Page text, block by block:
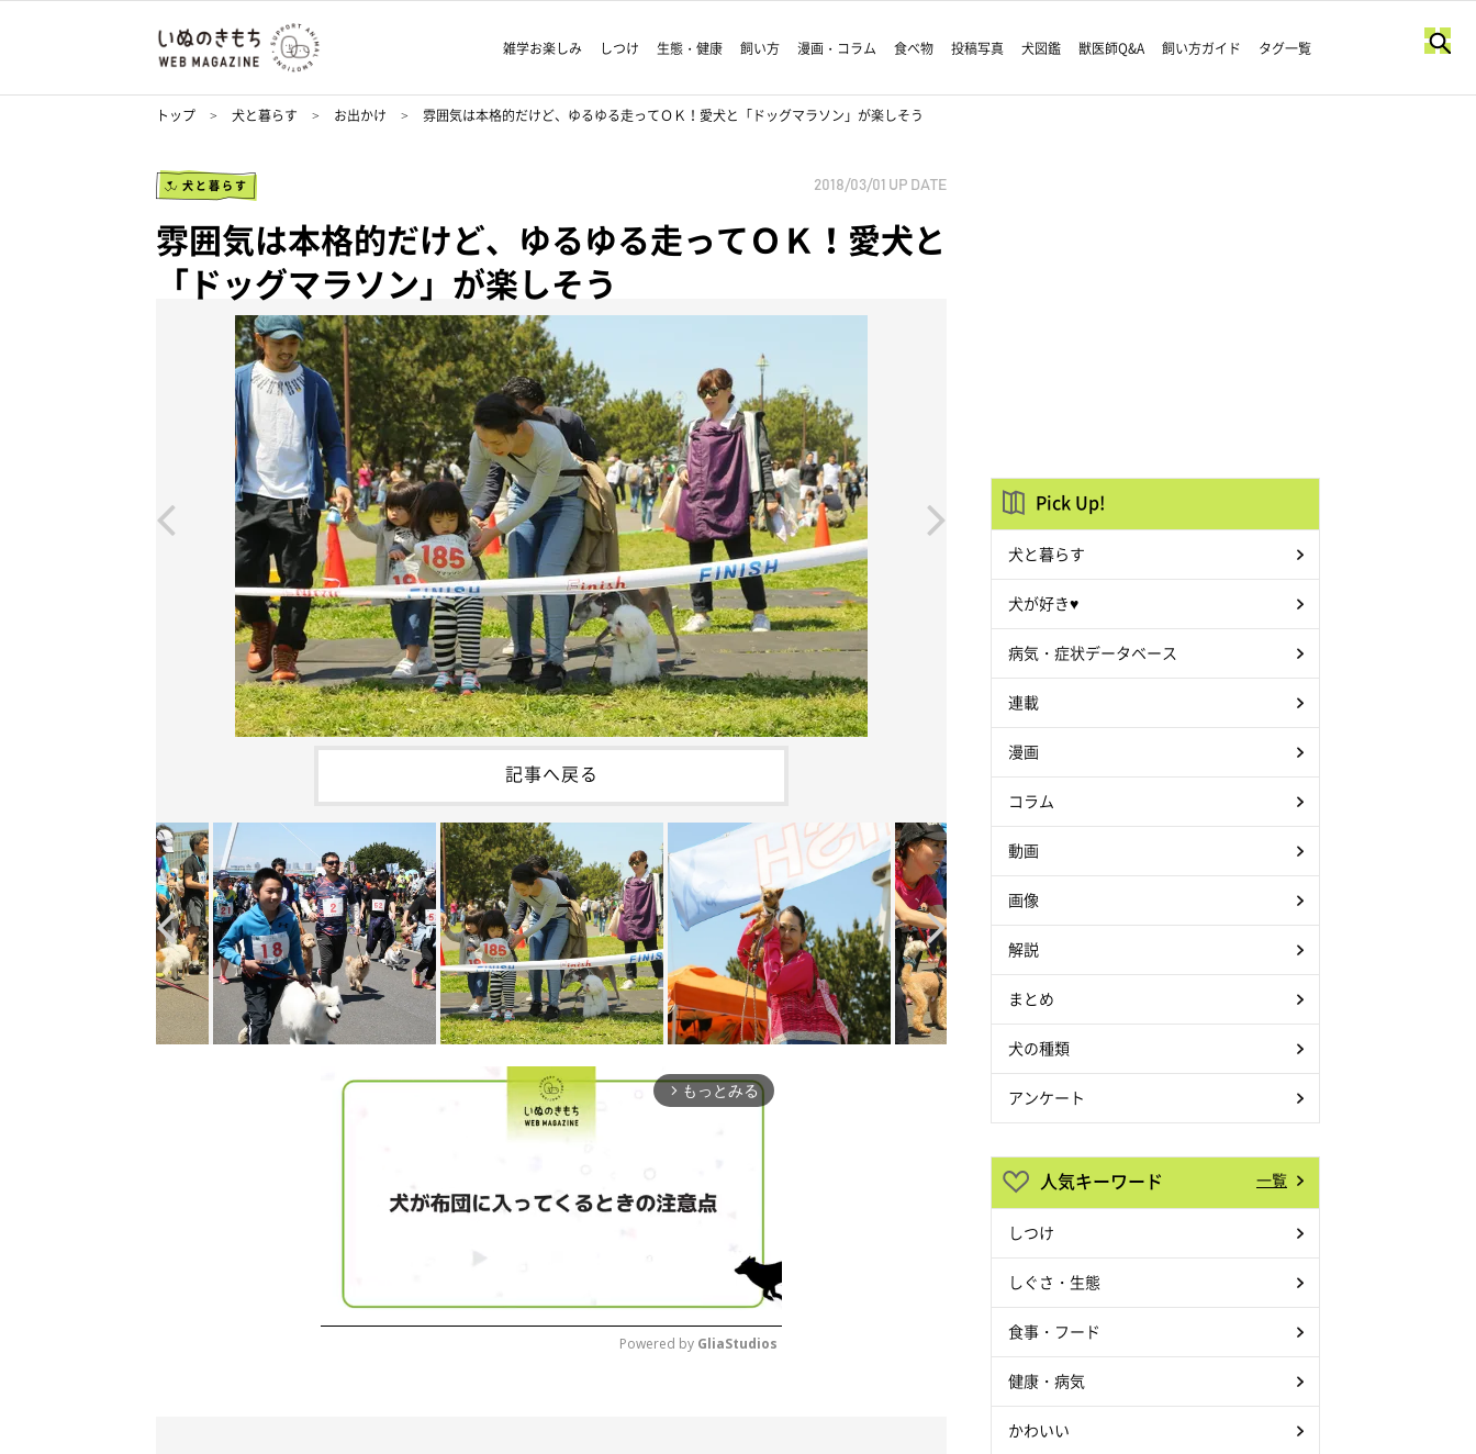
雑学お楽しみ しつけ 生態・健康 飼い方 漫画・コラム 食べ物 投稿写真 犬図鑑 獣医師Q&A 飼い方ガイド タグ一覧
トップ 犬と暮らす お出かけ 雰囲気は本格的だけど、ゆるゆる走ってＯＫ！愛犬と「ドッグマラソン」が楽しそう
犬と暮らす 2018/03/01 UP DATE
雰囲気は本格的だけど、ゆるゆる走ってＯＫ！愛犬と
「ドッグマラソン」が楽しそう
記事へ戻る
arrow_forward_ios もっとみる
Powered by GliaStudios
Pick Up!
犬と暮らす
犬が好き♥
病気・症状データベース
連載
漫画
コラム
動画
画像
解説
まとめ
犬の種類
アンケート
人気キーワード 一覧
しつけ
しぐさ・生態
食事・フード
健康・病気
かわいい